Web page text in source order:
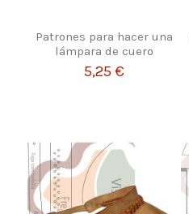
Patrones para hacer una
lámpara de cuero
5,25 €